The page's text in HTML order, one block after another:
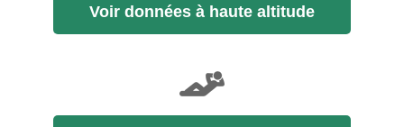
Voir données à haute altitude